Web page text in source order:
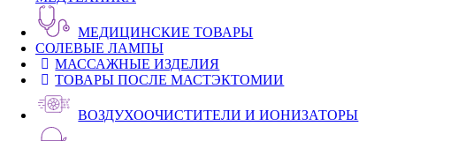
МЕДИЦИНСКИЕ ТОВАРЫ
СОЛЕВЫЕ ЛАМПЫ
МАССАЖНЫЕ ИЗДЕЛИЯ
ТОВАРЫ ПОСЛЕ МАСТЭКТОМИИ
ВОЗДУХООЧИСТИТЕЛИ И ИОНИЗАТОРЫ